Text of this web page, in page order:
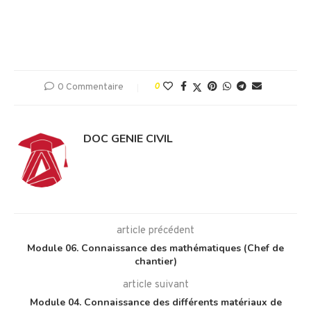
0 Commentaire 0
DOC GENIE CIVIL
article précédent
Module 06. Connaissance des mathématiques (Chef de
chantier)
article suivant
Module 04. Connaissance des différents matériaux de